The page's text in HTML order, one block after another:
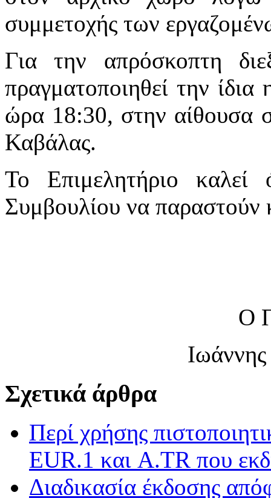
συμμετοχής των
Για την απρόσκοπτη
πραγματοποιηθεί την
ώρα 18:30, στην αίθουσα
Καβάλας.
Το Επιμελητήριο
Συμβουλίου να
Ο
Σχετικά άρθρα
Περί χρήσης
EUR.1 και A.TR που
Διαδικασία έκδοσης